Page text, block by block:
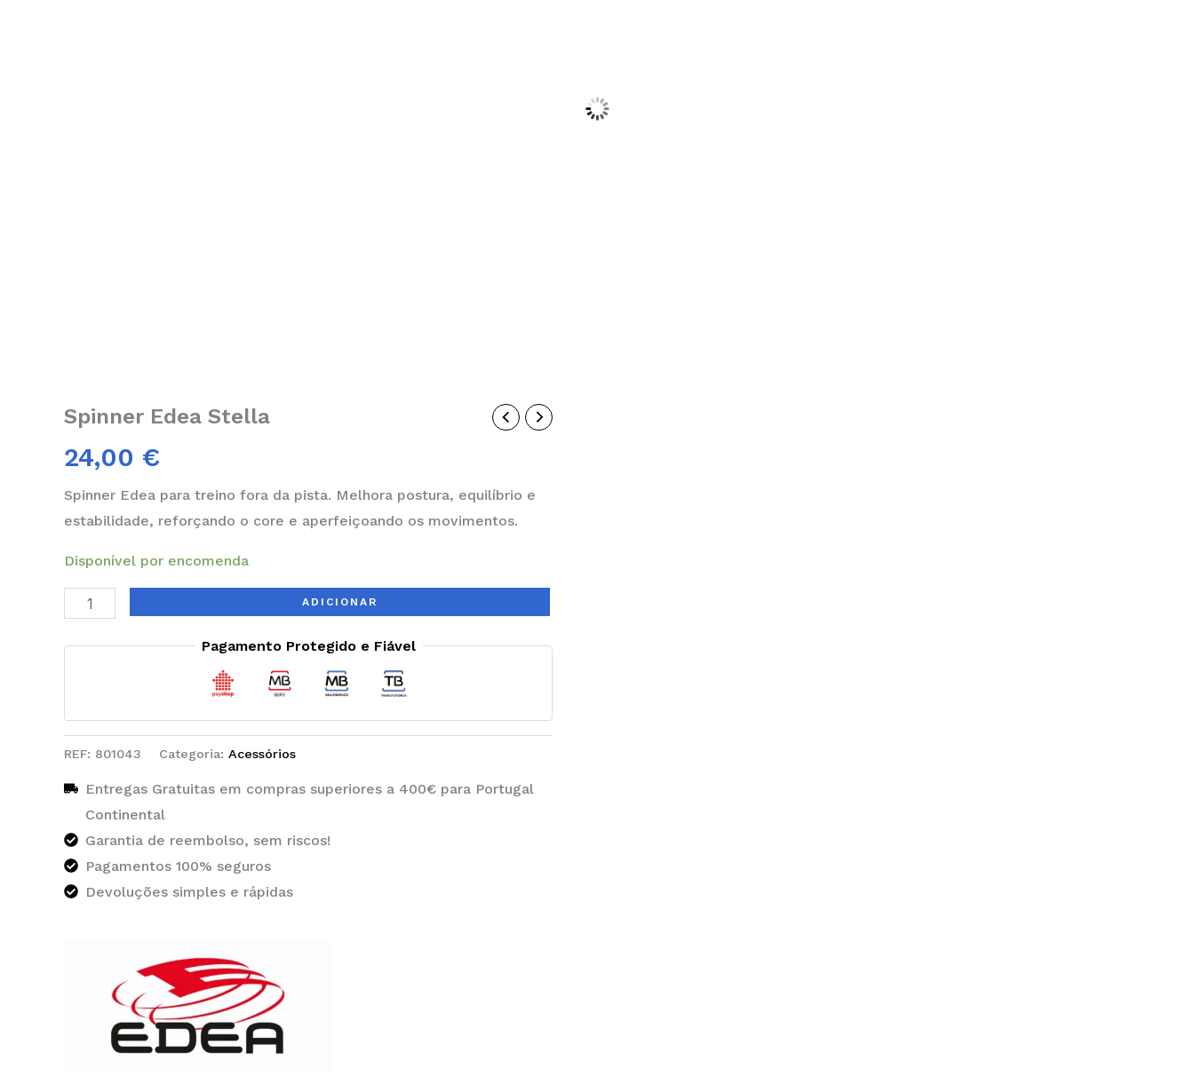
Spinner Edea Stella
24,00 €
Spinner Edea para treino fora da pista. Melhora postura, equilíbrio e
estabilidade, reforçando o core e aperfeiçoando os movimentos.
Disponível por encomenda
ADICIONAR
Pagamento Protegido e Fiável
REF: 801043 Categoria: Acessórios
Entregas Gratuitas em compras superiores a 400€ para Portugal
Continental
Garantia de reembolso, sem riscos!
Pagamentos 100% seguros
Devoluções simples e rápidas